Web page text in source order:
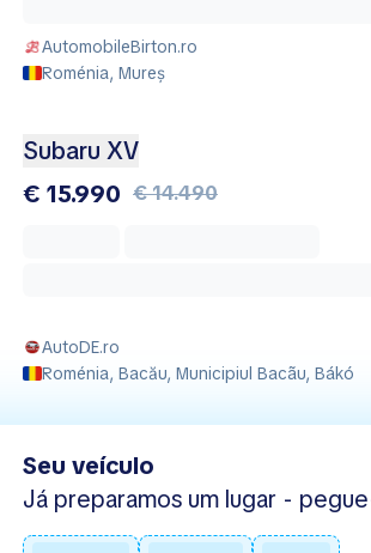
AutomobileBirton.ro
Roménia, Mureș
Subaru XV
€ 15.990 € 14.490
AutoDE.ro
Roménia, Bacău, Municipiul Bacãu, Bákó
Seu veículo
Já preparamos um lugar -